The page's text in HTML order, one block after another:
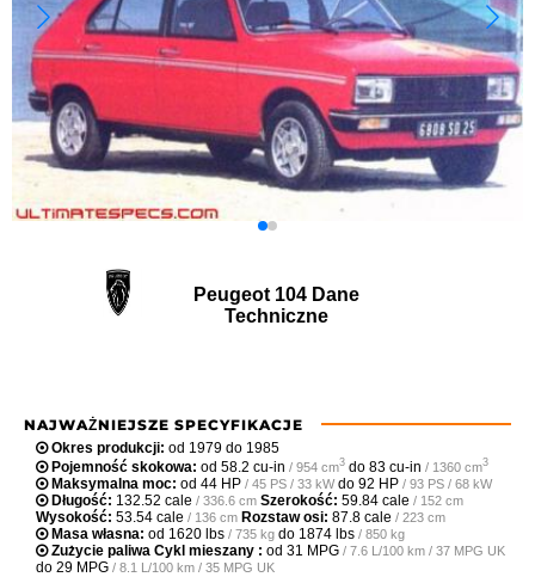
Peugeot 104 Dane
Techniczne
NAJWAŻNIEJSZE SPECYFIKACJE
Okres produkcji: od 1979 do 1985
Pojemność skokowa: od 58.2 cu-in / 954 cm3 do 83 cu-in / 1360 cm3
Maksymalna moc: od 44 HP / 45 PS / 33 kWdo 92 HP / 93 PS / 68 kW
Długość: 132.52 cale / 336.6 cm Szerokość: 59.84 cale / 152 cm
Wysokość: 53.54 cale / 136 cm Rozstaw osi: 87.8 cale / 223 cm
Masa własna: od 1620 lbs / 735 kg do 1874 lbs / 850 kg
Zużycie paliwa Cykl mieszany : od 31 MPG / 7.6 L/100 km / 37 MPG UK
do 29 MPG / 8.1 L/100 km / 35 MPG UK